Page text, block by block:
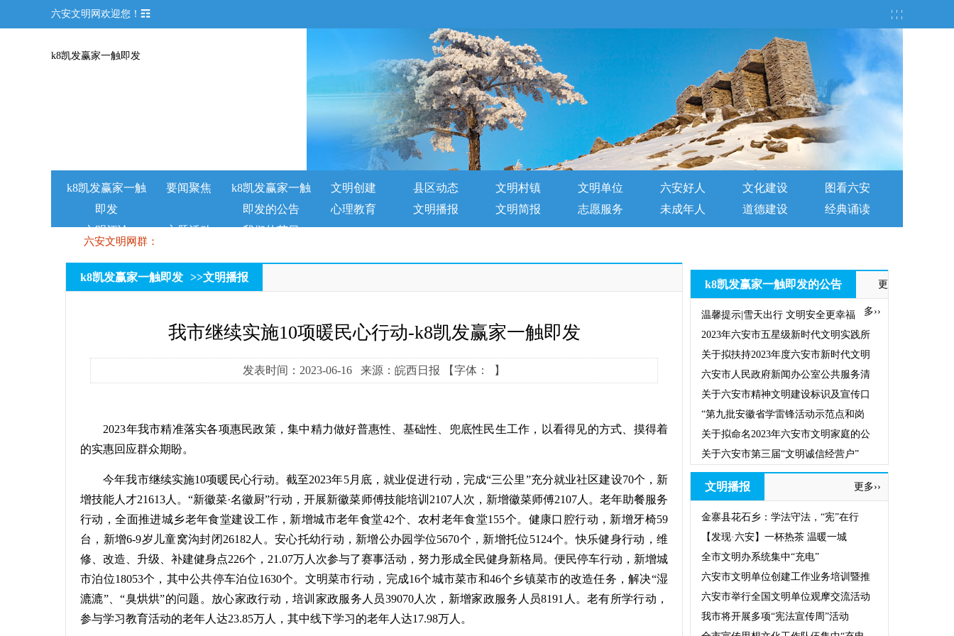
六安文明网欢迎您！☶ ¦ ¦ ¦
k8凯发赢家一触即发
k8凯发赢家一触
即发
要闻聚焦
k8凯发赢家一触
即发的公告
文明创建 县区动态 文明村镇 文明单位 六安好人 文化建设
图看六安
心理教育
文明播报 文明简报 志愿服务 未成年人 道德建设
经典诵读
文明评论
主题活动 我们的节日
六安文明网群：
k8凯发赢家一触即发 >>文明播报
我市继续实施10项暖民心行动-k8凯发赢家一触即发
发表时间：2023-06-16 来源：皖西日报 【字体： 】
2023年我市精准落实各项惠民政策，集中精力做好普惠性、基础性、兜底性民生工作，以看得见的方式、摸得着
的实惠回应群众期盼。
今年我市继续实施10项暖民心行动。截至2023年5月底，就业促进行动，完成“三公里”充分就业社区建设70个，新
增技能人才21613人。“新徽菜·名徽厨”行动，开展新徽菜师傅技能培训2107人次，新增徽菜师傅2107人。老年助餐服务
行动，全面推进城乡老年食堂建设工作，新增城市老年食堂42个、农村老年食堂155个。健康口腔行动，新增牙椅59
台，新增6-9岁儿童窝沟封闭26182人。安心托幼行动，新增公办园学位5670个，新增托位5124个。快乐健身行动，维
修、改造、升级、补建健身点226个，21.07万人次参与了赛事活动，努力形成全民健身新格局。便民停车行动，新增城
市泊位18053个，其中公共停车泊位1630个。文明菜市行动，完成16个城市菜市和46个乡镇菜市的改造任务，解决“湿
漉漉”、“臭烘烘”的问题。放心家政行动，培训家政服务人员39070人次，新增家政服务人员8191人。老有所学行动，
参与学习教育活动的老年人达23.85万人，其中线下学习的老年人达17.98万人。
k8凯发赢家一触即发的公告 更
多››
温馨提示|雪天出行 文明安全更幸福
2023年六安市五星级新时代文明实践所
关于拟扶持2023年度六安市新时代文明
六安市人民政府新闻办公室公共服务清
关于六安市精神文明建设标识及宣传口
“第九批安徽省学雷锋活动示范点和岗
关于拟命名2023年六安市文明家庭的公
关于六安市第三届“文明诚信经营户”
文明播报 更多››
金寨县花石乡：学法守法，“宪”在行
【发现·六安】一杯热茶 温暖一城
全市文明办系统集中“充电”
六安市文明单位创建工作业务培训暨推
六安市举行全国文明单位观摩交流活动
我市将开展多项“宪法宣传周”活动